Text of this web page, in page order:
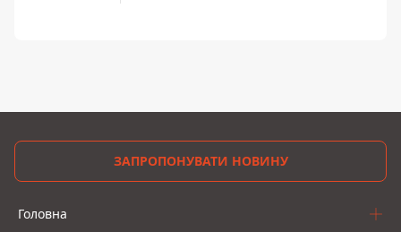
ЗАПРОПОНУВАТИ НОВИНУ
Головна